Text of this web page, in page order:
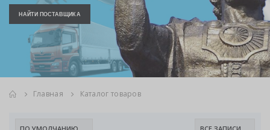
НАЙТИ ПОСТАВЩИКА
Главная Каталог товаров